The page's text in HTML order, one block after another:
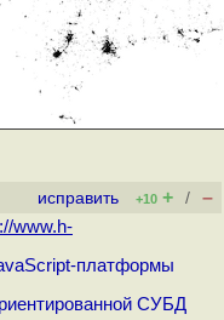
исправить +10 + / –
www.h-
платформы
СУБД